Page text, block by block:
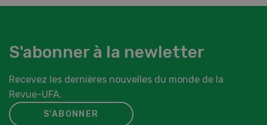
S'abonner à la newletter
Recevez les dernières nouvelles du monde de la
Revue-UFA.
S'ABONNER